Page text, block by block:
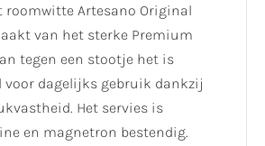
Artesano Original
van het sterke Premium
tegen een stootje het is
voor dagelijks gebruik dankzij
Het servies is
en magnetron bestendig.